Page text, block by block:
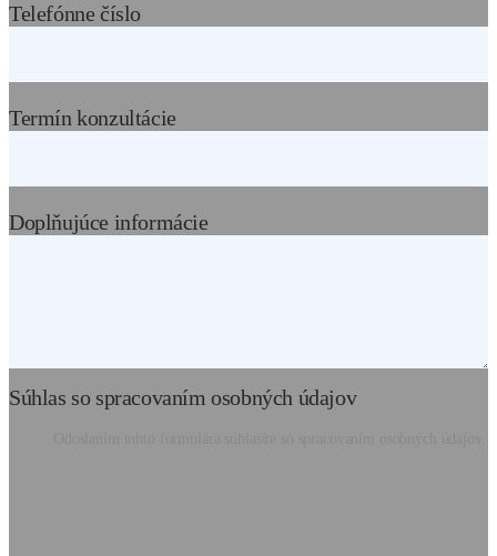
Telefónne číslo
Termín konzultácie
Doplňujúce informácie
Súhlas so spracovaním osobných údajov